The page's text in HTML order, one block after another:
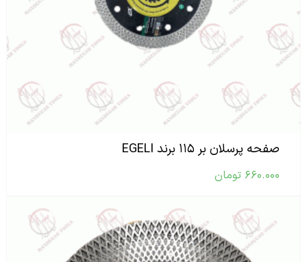
صفحه پرسلان بر ۱۱۵ برند EGELI
۶۶۰.۰۰۰ تومان